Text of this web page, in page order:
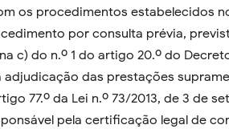
os procedimentos estabelecidos
por consulta prévia,
c) do n.º 1 do artigo 20.º do
adjudicação das prestações
77.º da Lei n.º 73/2013, de 3 de
pela certificação legal de